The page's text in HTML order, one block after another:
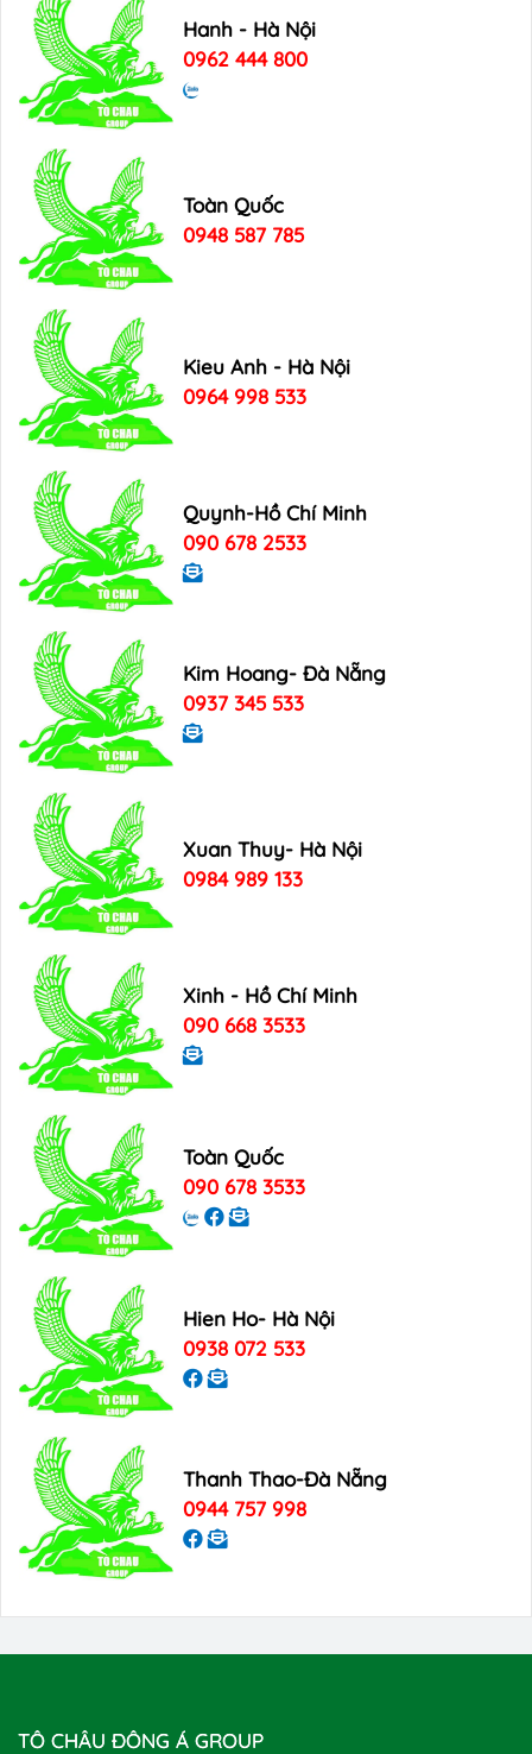
Hanh - Hà Nội
0962 444 800
Toàn Quốc
0948 587 785
Kieu Anh - Hà Nội
0964 998 533
Quynh-Hồ Chí Minh
090 678 2533
Kim Hoang- Đà Nẵng
0937 345 533
Xuan Thuy- Hà Nội
0984 989 133
Xinh - Hồ Chí Minh
090 668 3533
Toàn Quốc
090 678 3533
Hien Ho- Hà Nội
0938 072 533
Thanh Thao-Đà Nẵng
0944 757 998
TÔ CHÂU ĐÔNG Á GROUP